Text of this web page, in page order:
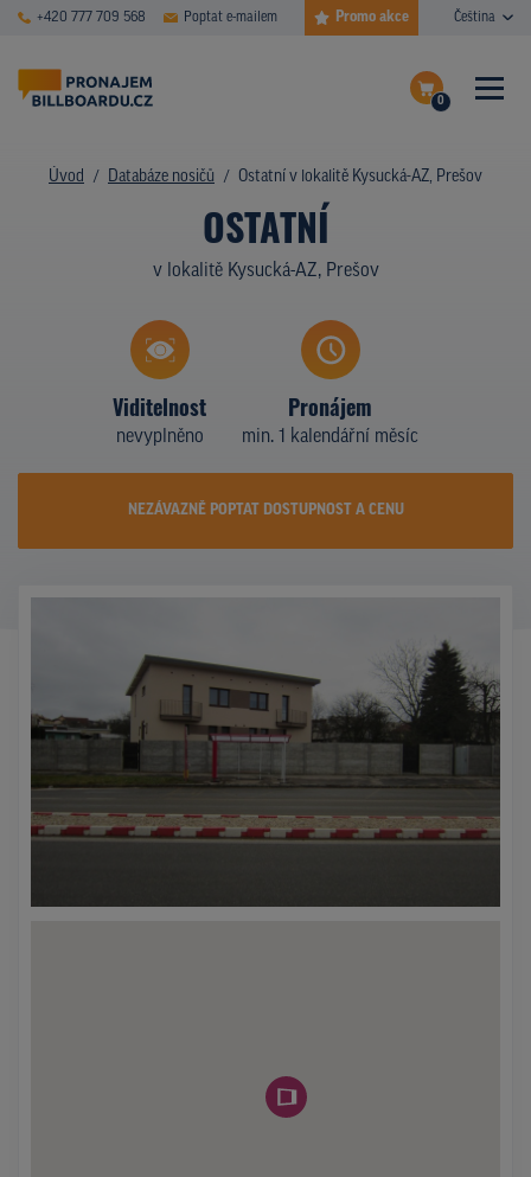
+420 777 709 568 Poptat e-mailem Promo akce Čeština
0
Dokončit poptávku
Zobrazit nosiče na mapě
ČASTÉ DOTAZY
DATABÁZE NOSIČŮ
PLOCHY V AKCI
Z PRAXE
KDO JSME
Úvod Databáze nosičů Ostatní v lokalitě Kysucká-AZ, Prešov
OSTATNÍ
v lokalitě Kysucká-AZ, Prešov
Viditelnost
nevyplněno
Pronájem
min. 1 kalendářní měsíc
NEZÁVAZNĚ POPTAT DOSTUPNOST A CENU